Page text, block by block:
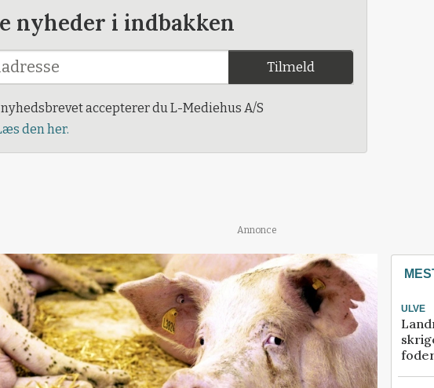
nyheder i indbakken
Tilmeld
accepterer du L-Mediehus A/S
den her.
Annonce
ULVE